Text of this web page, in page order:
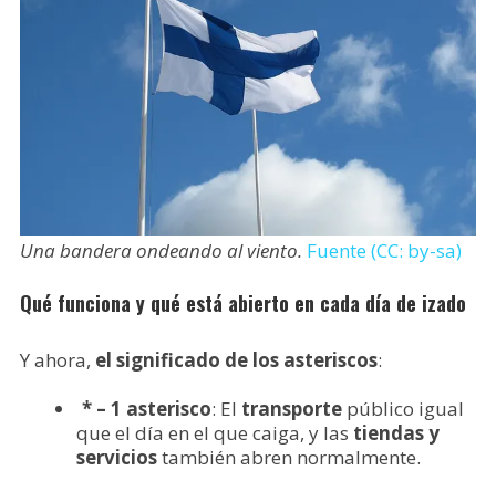
Una bandera ondeando al viento. Fuente (CC: by-sa)
Qué funciona y qué está abierto en cada día de izado
Y ahora, el significado de los asteriscos:
* – 1 asterisco: El transportepúblico igual
que el día en el que caiga, y las tiendas y
serviciostambién abren normalmente.